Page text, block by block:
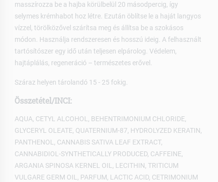
masszírozza be a hajba körülbelül 20 másodpercig, így
selymes krémhabot hoz létre. Ezután öblítse le a haját langyos
vízzel, törölközővel szárítsa meg és állítsa be a szokásos
módon. Használja rendszeresen és hosszú ideig. A felhasznált
tartósítószer egy idő után teljesen elpárolog. Védelem,
hajtáplálás, regeneráció – természetes erővel.
Száraz helyen tárolandó 15 - 25 fokig.
Összetétel/INCI:
AQUA, CETYL ALCOHOL, BEHENTRIMONIUM CHLORIDE,
GLYCERYL OLEATE, QUATERNIUM-87, HYDROLYZED KERATIN,
PANTHENOL, CANNABIS SATIVA LEAF EXTRACT,
CANNABIDIOL-SYNTHETICALLY PRODUCED, CAFFEINE,
ARGANIA SPINOSA KERNEL OIL, LECITHIN, TRITICUM
VULGARE GERM OIL, PARFUM, LACTIC ACID, CETRIMONIUM